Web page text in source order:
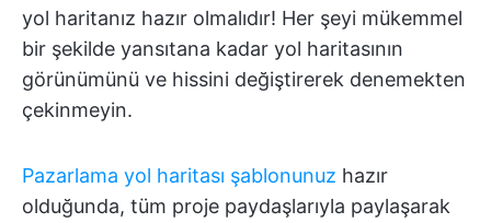
yol haritanız hazır olmalıdır! Her şeyi mükemmel
bir şekilde yansıtana kadar yol haritasının
görünümünü ve hissini değiştirerek denemekten
çekinmeyin.
Pazarlama yol haritası şablonunuz hazır
olduğunda, tüm proje paydaşlarıyla paylaşarak